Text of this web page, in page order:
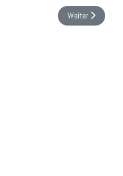
Nächster
Weiter